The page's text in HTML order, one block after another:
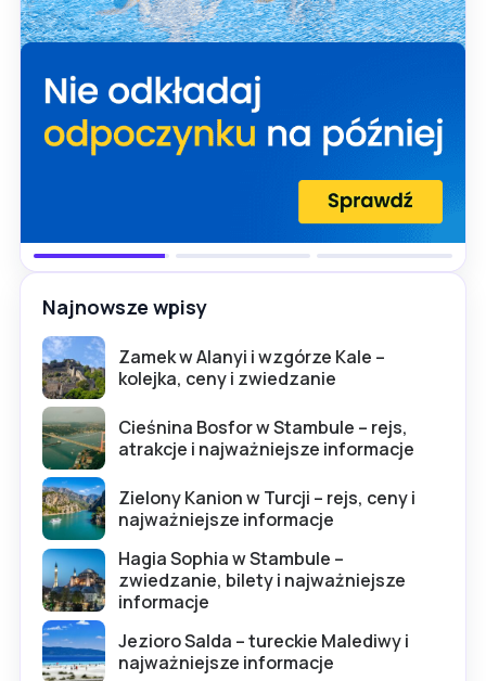
Najnowsze wpisy
Zamek w Alanyi i wzgórze Kale –
kolejka, ceny i zwiedzanie
Cieśnina Bosfor w Stambule – rejs,
atrakcje i najważniejsze informacje
Zielony Kanion w Turcji – rejs, ceny i
najważniejsze informacje
Hagia Sophia w Stambule –
zwiedzanie, bilety i najważniejsze
informacje
Jezioro Salda – tureckie Malediwy i
najważniejsze informacje